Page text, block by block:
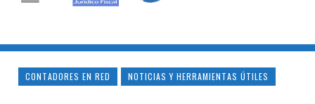
CONTADORES EN RED NOTICIAS Y HERRAMIENTAS ÚTILES